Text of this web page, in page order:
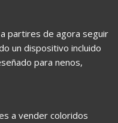
partires de agora seguir
un dispositivo incluido
para nenos,
a vender coloridos